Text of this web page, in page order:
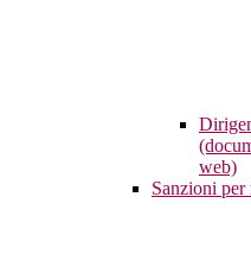
web)
Sanzioni per